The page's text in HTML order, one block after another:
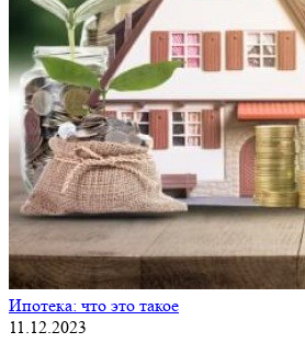
Ипотека: что это такое
11.12.2023